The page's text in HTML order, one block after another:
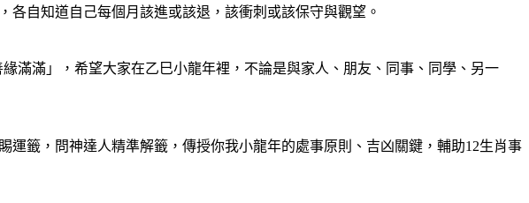
自知道自己每個月該進或該退，該衝刺或該保守與觀望。
滿」，希望大家在乙巳小龍年裡，不論是與家人、朋友、同事、同學、另一
籤，問神達人精準解籤，傳授你我小龍年的處事原則、吉凶關鍵，輔助12生肖事